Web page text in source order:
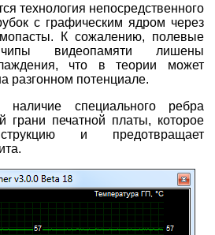
технология непосредственного
с графическим ядром через
К сожалению, полевые
видеопамяти лишены
что в теории может
разгонном потенциале.
специального ребра
грани печатной платы, которое
и предотвращает